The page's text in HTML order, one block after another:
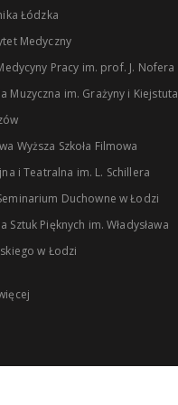
Łódzka
Medyczny
Pracy im. prof. J. Nofera
Muzyczna im. Grażyny i Kiejstuta
Wyższa Szkoła Filmowa
i Teatralna im. L. Schillera
Duchowne w Łodzi
Sztuk Pięknych im. Władysława
w Łodzi